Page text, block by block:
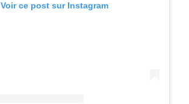
Voir ce post sur Instagram